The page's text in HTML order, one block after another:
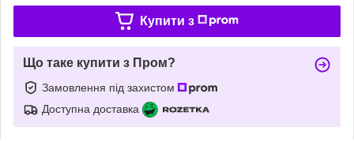
Купити з
Що таке купити з Пром?
Замовлення під захистом
Доступна доставка